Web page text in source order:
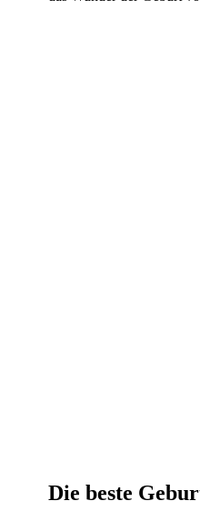
Die beste